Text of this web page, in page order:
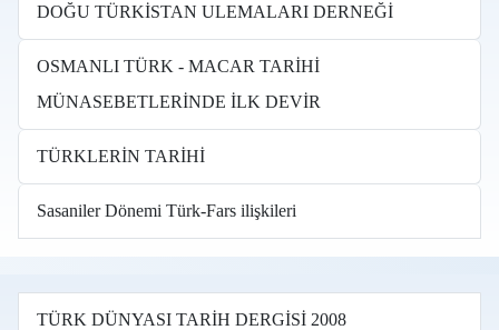
DOĞU TÜRKİSTAN ULEMALARI DERNEĞİ
OSMANLI TÜRK - MACAR TARİHİ
MÜNASEBETLERİNDE İLK DEVİR
TÜRKLERİN TARİHİ
Sasaniler Dönemi Türk-Fars ilişkileri
TÜRK DÜNYASI TARİH DERGİSİ 2008